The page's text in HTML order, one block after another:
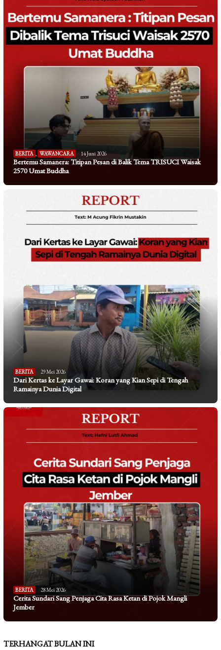
BERITA , WAWANCARA 14 Juni 2026
Bertemu Samanera: Titipan Pesan di Balik Tema TRISUCI Waisak
2570 Umat Buddha
BERITA 29 Mei 2026
Dari Kertas ke Layar Gawai: Koran yang Kian Sepi di Tengah
Ramainya Dunia Digital
BERITA 28 Mei 2026
Cerita Sundari Sang Penjaga Cita Rasa Ketan di Pojok Mangli
Jember
TERHANGAT BULAN INI